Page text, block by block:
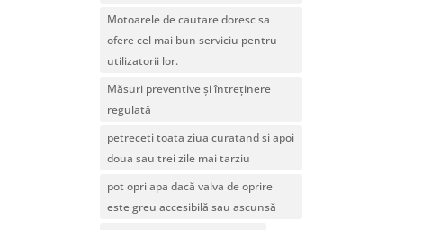
Motoarele de cautare doresc sa
ofere cel mai bun serviciu pentru
utilizatorii lor.
Măsuri preventive și întreținere
regulată
petreceti toata ziua curatand si apoi
doua sau trei zile mai tarziu
pot opri apa dacă valva de oprire
este greu accesibilă sau ascunsă